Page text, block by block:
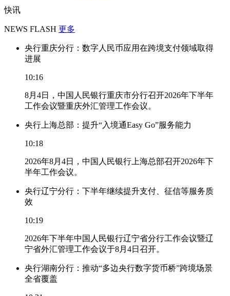
快讯
NEWS FLASH 更多
央行重庆分行：数字人民币应用在跨境支付领域取得
进展
10:16
8月4日，中国人民银行重庆市分行召开2026年下半年
工作会议暨重庆外汇管理工作会议。
央行上海总部：提升“入境通Easy Go”服务能力
10:18
2026年8月4日，中国人民银行上海总部召开2026年下
半年工作会议。
央行辽宁分行：下半年继续提升支付、征信等服务质
效
10:19
2026年下半年中国人民银行辽宁省分行工作会议暨辽
宁省外汇管理工作会议于8月4日召开。
央行湖南分行：推动“多边央行数字货币桥”跨境场景
全省覆盖